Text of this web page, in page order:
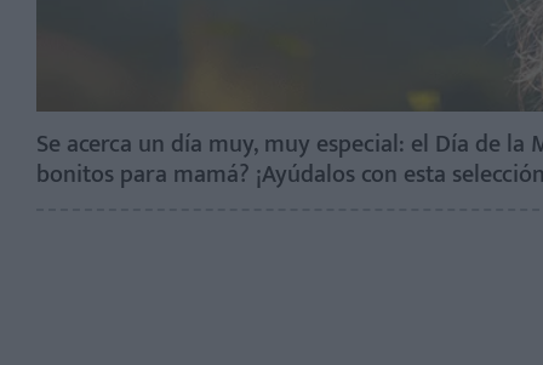
Se acerca un día muy, muy especial: el Día de
bonitos para mamá? ¡Ayúdalos con esta